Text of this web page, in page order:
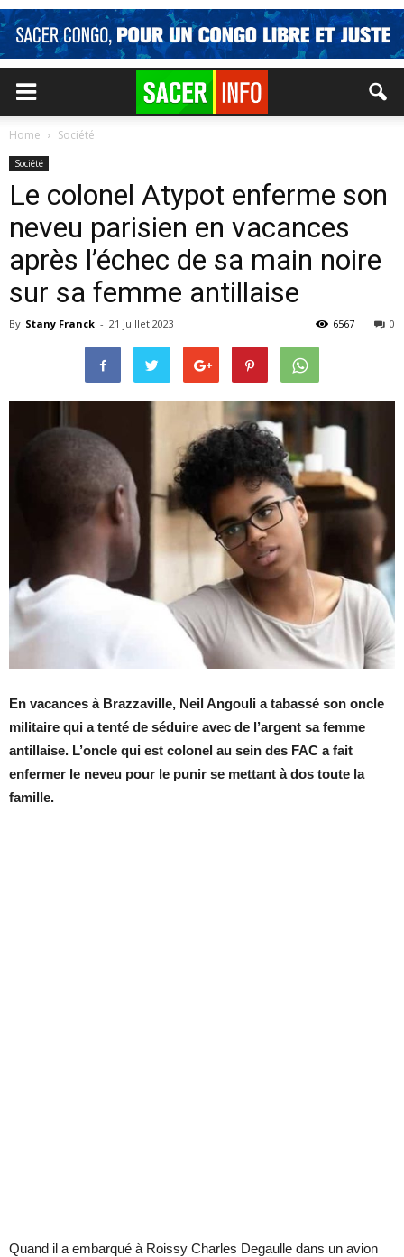
Home Société
Société
Le colonel Atypot enferme son
neveu parisien en vacances
après l’échec de sa main noire
sur sa femme antillaise
By Stany Franck - 21 juillet 2023 0
6567
En vacances à Brazzaville, Neil Angouli atabassé son oncle
militaire qui a tenté de séduire avec de l’argent sa femme
antillaise. L’oncle qui est colonel au sein des FAC a fait
enfermer le neveu pour le punir se mettant à dos toute la
famille.
Quand il a embarqué à Roissy Charles Degaulle dans un avion